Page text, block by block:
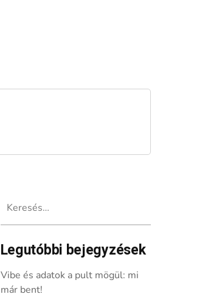
Legutóbbi bejegyzések
Vibe és adatok a pult mögül: mi
már bent!